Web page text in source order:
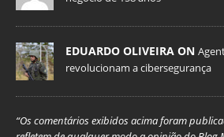
EDUARDO OLIVEIRA ON
revolucionam a cibersegurança
“Os comentários exibidos acima foram